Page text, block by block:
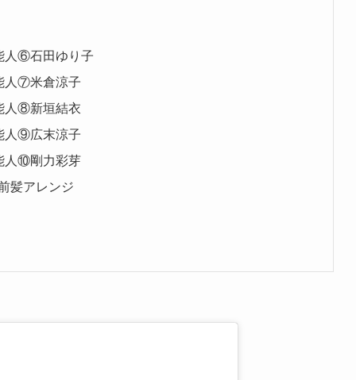
人⑥石田ゆり子
人⑦米倉涼子
人⑧新垣結衣
人⑨広末涼子
人⑩剛力彩芽
髪アレンジ